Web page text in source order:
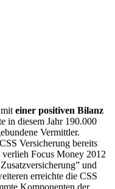
einer positiven Bilanz
in diesem Jahr 190.000
Vermittler.
Versicherung bereits
verlieh Focus Money 2012
und
erreichte die CSS
Komponenten der